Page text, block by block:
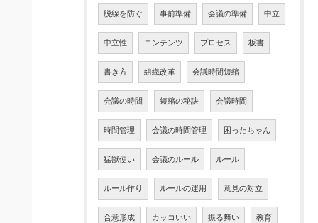
脱線を防ぐ 事前準備 会議の準備 中立
中立性 コンテンツ プロセス 板書
書き方 組織改革 会議時間短縮
会議の時間 短縮の秘訣 会議時間
時間管理 会議の時間管理 困ったちゃん
猛獣使い 会議のルール ルール
ルール作り ルールの運用 意見の対立
合意形成 カッコいい 振る舞い 教育